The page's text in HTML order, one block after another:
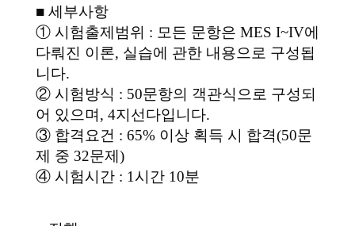
■ 세부사항
① 시험출제범위 : 모든 문항은 MES I~IV에
다뤄진 이론, 실습에 관한 내용으로 구성됩
니다.
② 시험방식 : 50문항의 객관식으로 구성되
어 있으며, 4지선다입니다.
③ 합격요건 : 65% 이상 획득 시 합격(50문
제 중 32문제)
④ 시험시간 : 1시간 10분